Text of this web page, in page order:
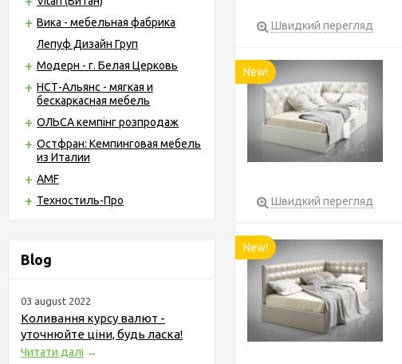
Вика - мебельная фабрика
Лепуф Дизайн Груп
Модерн - г. Белая Церковь
НСТ-Альянс - мягкая и
бескаркасная мебель
ОЛЬСА кемпінг розпродаж
Остфран: Кемпинговая мебель
из Италии
AMF
Техностиль-Про
Blog
03 august 2022
Коливання курсу валют -
уточнюйте ціни, будь ласка!
Читати далі →
Швидкий перегляд
New!
Швидкий перегляд
New!